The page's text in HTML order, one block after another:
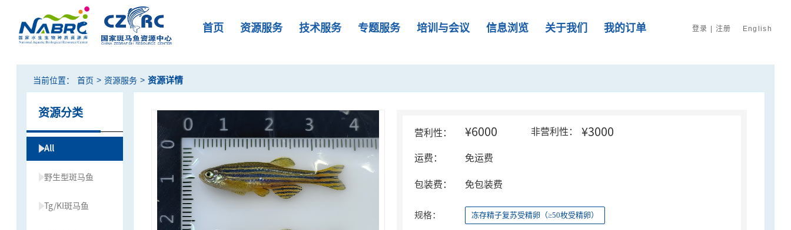
首页 资源服务 技术服务 专题服务 培训与会议 信息浏览 关于我们 我的订单 登录 | 注册 English
当前位置： 首页 > 资源服务 > 资源详情
资源分类
All
野生型斑马鱼
Tg/KI斑马鱼
营利性： ¥6000 非营利性： ¥3000
运费： 免运费
包装费： 免包装费
规格： 冻存精子复苏受精卵（≥50枚受精卵）